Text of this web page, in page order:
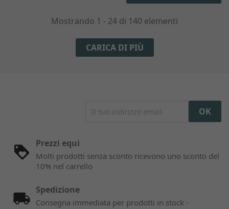
Mostrando 1 - 24 di 140 elementi
CARICA DI PIÙ
Prezzi equi
Molti prodotti senza sconto ricevono uno sconto del
10% nel carrello
Spedizione
Consegna immediata per prodotti in stock -